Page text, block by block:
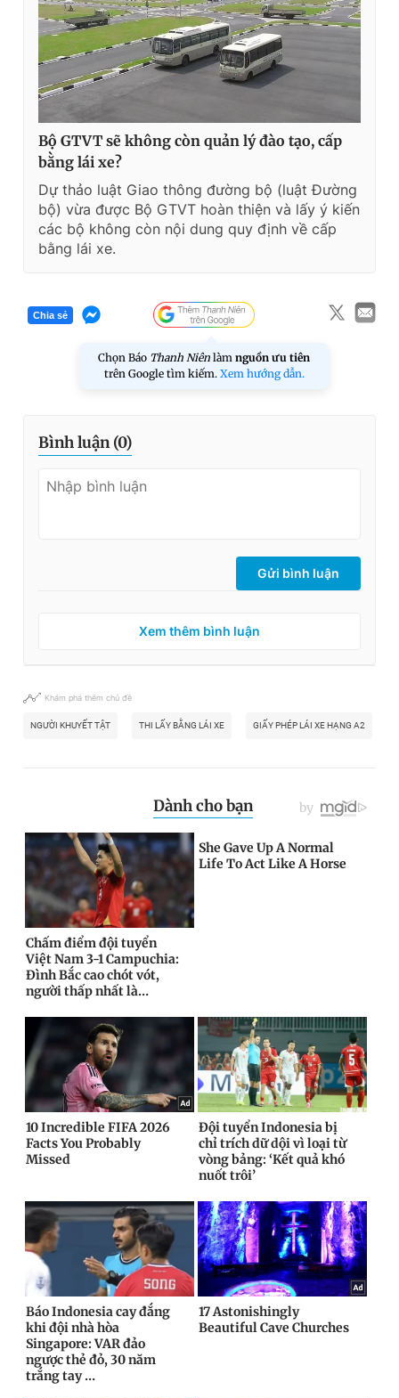
Bộ GTVT sẽ không còn quản lý đào tạo, cấp
bằng lái xe?
Dự thảo luật Giao thông đường bộ (luật Đường
bộ) vừa được Bộ GTVT hoàn thiện và lấy ý kiến
các bộ không còn nội dung quy định về cấp
bằng lái xe.
Chia sẻ
Chọn Báo Thanh Niên làm nguồn ưu tiên
trên Google tìm kiếm. Xem hướng dẫn.
Bình luận (0)
Gửi bình luận
Xem thêm bình luận
Khám phá thêm chủ đề
NGƯỜI KHUYẾT TẬT THI LẤY BẰNG LÁI XE GIẤY PHÉP LÁI XE HẠNG A2